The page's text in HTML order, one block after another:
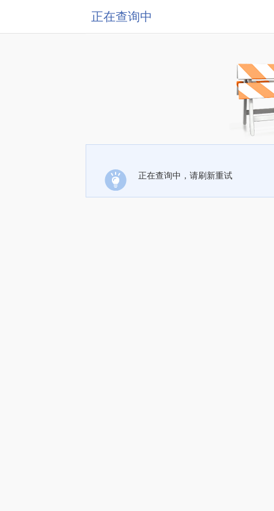
正在查询中
正在查询中，请刷新重试